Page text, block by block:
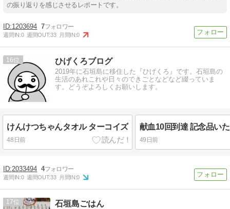
の振り返りを感じさせるレポートです。
1203694 7
週間IN:0 週間OUT:33 月間IN:0
16 ひげくろブログ
2019年に石垣島に移住した『ひげくろ』です。石垣島の
生活のあれこれや日々のできごとなどなど綴っていま
す。どうぞよろしくお願いします。
けんけつちゃんタオル ターコイズ
48日前 49日前
2033494 4
週間IN:0 週間OUT:33 月間IN:0
17 石垣島ごはん